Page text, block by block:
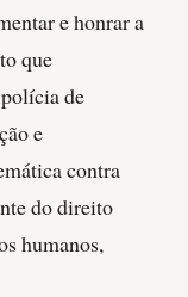
e honrar a
que
de
e
contra
do direito
humanos,